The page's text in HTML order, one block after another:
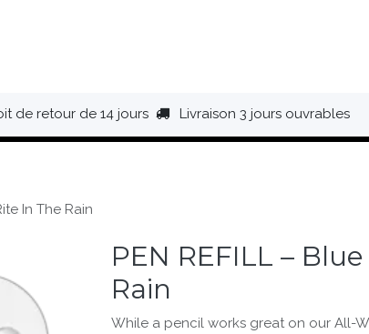
de retour de 14 jours Livraison 3 jours ouvrables
In The Rain
PEN REFILL –
Rain
While a pencil works great on our All-